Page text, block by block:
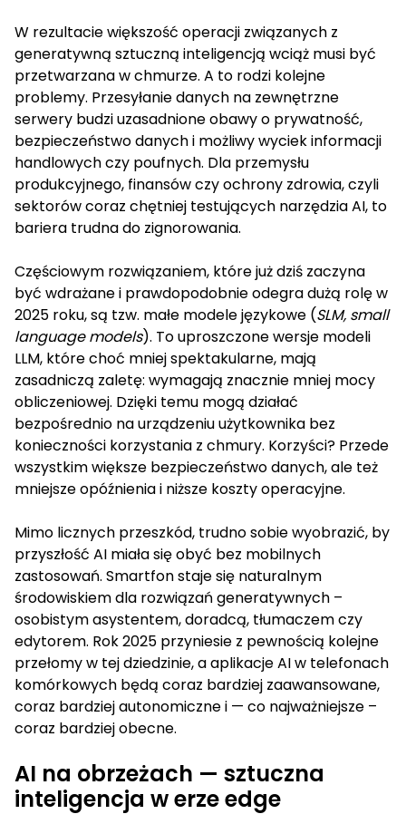
W rezultacie większość operacji związanych z
generatywną sztuczną inteligencją wciąż musi być
przetwarzana w chmurze. A to rodzi kolejne
problemy. Przesyłanie danych na zewnętrzne
serwery budzi uzasadnione obawy o prywatność,
bezpieczeństwo danych i możliwy wyciek informacji
handlowych czy poufnych. Dla przemysłu
produkcyjnego, finansów czy ochrony zdrowia, czyli
sektorów coraz chętniej testujących narzędzia AI, to
bariera trudna do zignorowania.
Częściowym rozwiązaniem, które już dziś zaczyna
być wdrażane i prawdopodobnie odegra dużą rolę w
2025 roku, są tzw. małe modele językowe (SLM, small
language models). To uproszczone wersje modeli
LLM, które choć mniej spektakularne, mają
zasadniczą zaletę: wymagają znacznie mniej mocy
obliczeniowej. Dzięki temu mogą działać
bezpośrednio na urządzeniu użytkownika bez
konieczności korzystania z chmury. Korzyści? Przede
wszystkim większe bezpieczeństwo danych, ale też
mniejsze opóźnienia i niższe koszty operacyjne.
Mimo licznych przeszkód, trudno sobie wyobrazić, by
przyszłość AI miała się obyć bez mobilnych
zastosowań. Smartfon staje się naturalnym
środowiskiem dla rozwiązań generatywnych –
osobistym asystentem, doradcą, tłumaczem czy
edytorem. Rok 2025 przyniesie z pewnością kolejne
przełomy w tej dziedzinie, a aplikacje AI w telefonach
komórkowych będą coraz bardziej zaawansowane,
coraz bardziej autonomiczne i — co najważniejsze –
coraz bardziej obecne.
AI na obrzeżach — sztuczna
inteligencja w erze edge